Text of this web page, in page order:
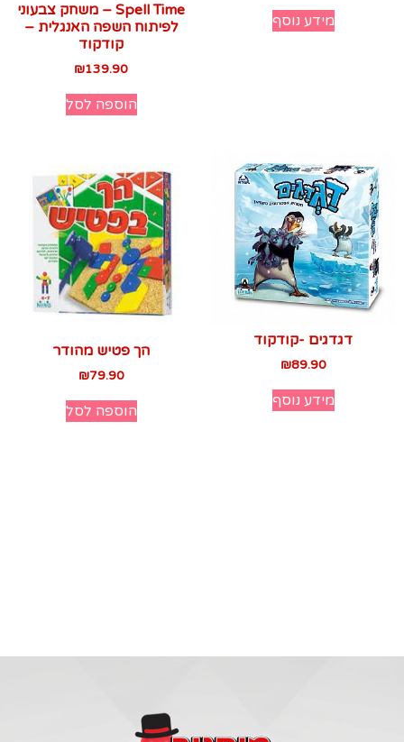
מידע נוסף
Spell Time – משחק צבעוני
לפיתוח השפה האנגלית –
קודקוד
₪139.90
הוספה לסל
דגדגים -קודקוד
₪89.90
מידע נוסף
הך פטיש מהודר
₪79.90
הוספה לסל